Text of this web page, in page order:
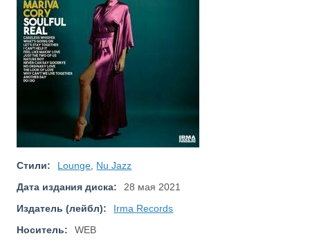
Стили: Lounge Nu Jazz
Дата издания диска:
28 мая 2021
Издатель (лейбл):
Irma Records
Носитель:
WEB